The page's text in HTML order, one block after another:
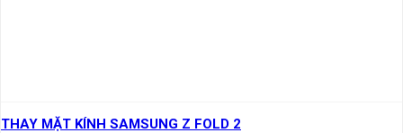
THAY MẶT KÍNH SAMSUNG Z FOLD 2